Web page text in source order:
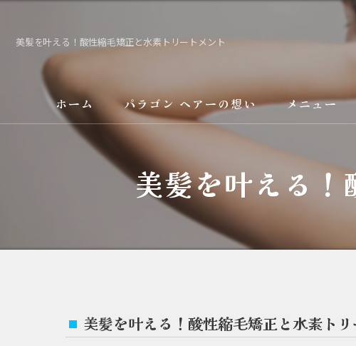
美髪を叶える！酸性縮毛矯正と水素トリートメント
ホーム パラゴン ヘアーの想い
サービス
メニュー
美髪を叶える！
美髪を叶える！酸性縮毛矯正と水素トリ